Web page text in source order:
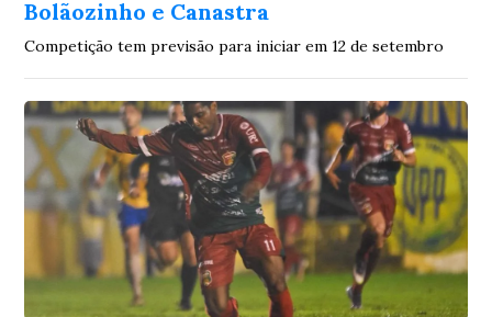
Bolãozinho e Canastra
Competição tem previsão para iniciar em 12 de setembro